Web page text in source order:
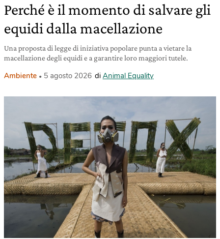
Perché è il momento di salvare gli
equidi dalla macellazione
Una proposta di legge di iniziativa popolare punta a vietare la
macellazione degli equidi e a garantire loro maggiori tutele.
Ambiente 5 agosto 2026 di Animal Equality